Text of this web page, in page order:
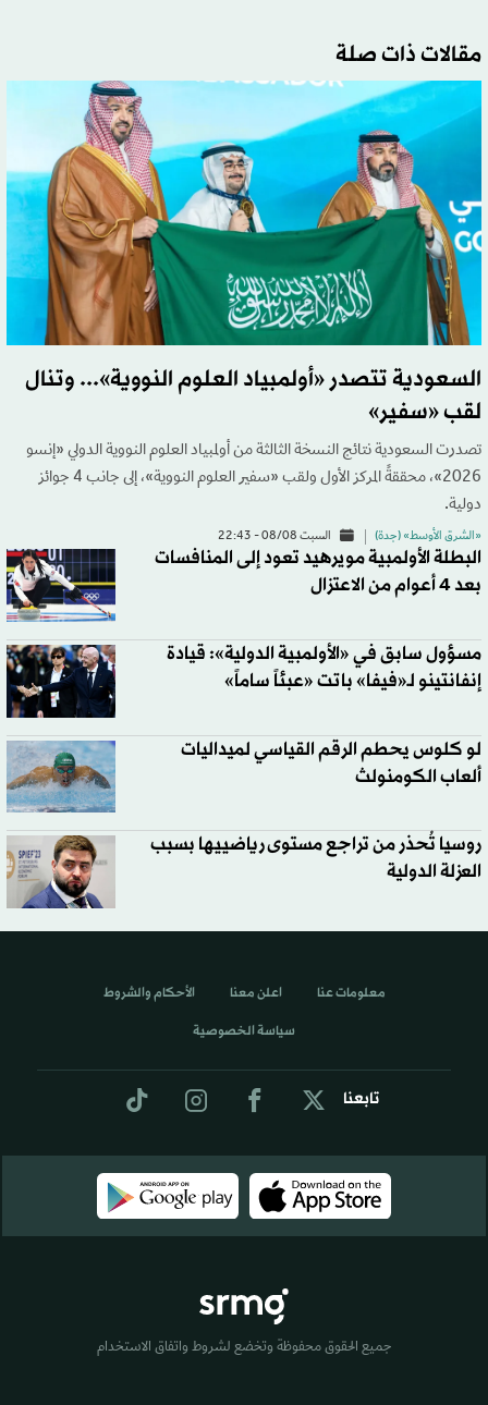
مقالات ذات صلة
السعودية تتصدر «أولمبياد العلوم النووية»... وتنال
لقب «سفير»
تصدرت السعودية نتائج النسخة الثالثة من أولمبياد العلوم النووية الدولي «إنسو
2026»، محققةً المركز الأول ولقب «سفير العلوم النووية»، إلى جانب 4 جوائز
دولية.
«الشرق الأوسط» (جدة) السبت 08/08 - 22:43
البطلة الأولمبية مويرهيد تعود إلى المنافسات
بعد 4 أعوام من الاعتزال
مسؤول سابق في «الأولمبية الدولية»: قيادة
إنفانتينو لـ«فيفا» باتت «عبئاً ساماً»
لو كلوس يحطم الرقم القياسي لميداليات
ألعاب الكومنولث
روسيا تُحذر من تراجع مستوى رياضييها بسبب
العزلة الدولية
تابعنا
معلومات عنا اعلن معنا الأحكام والشروط
سياسة الخصوصية
جميع الحقوق محفوظة وتخضع لشروط واتفاق الاستخدام